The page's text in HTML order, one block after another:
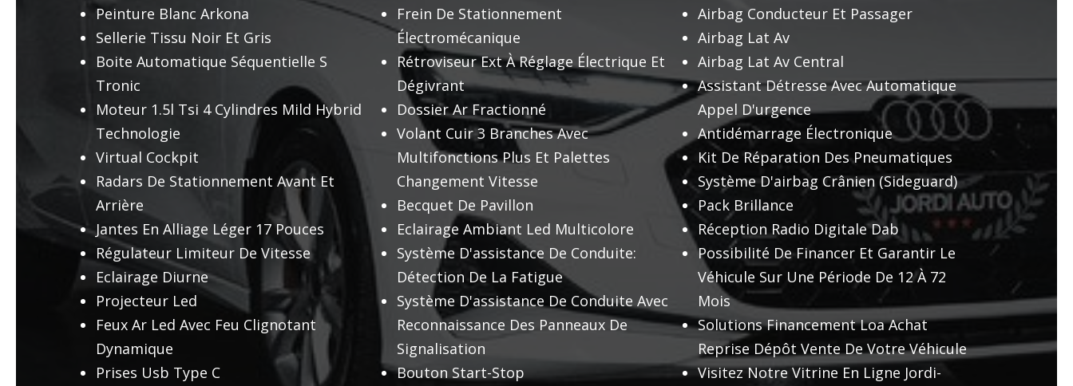
Peinture Blanc Arkona
Sellerie Tissu Noir Et Gris
Boite Automatique Séquentielle S
Tronic
Moteur 1.5l Tsi 4 Cylindres Mild Hybrid
Technologie
Virtual Cockpit
Radars De Stationnement Avant Et
Arrière
Jantes En Alliage Léger 17 Pouces
Régulateur Limiteur De Vitesse
Eclairage Diurne
Projecteur Led
Feux Ar Led Avec Feu Clignotant
Dynamique
Prises Usb Type C
Frein De Stationnement
Électromécanique
Rétroviseur Ext À Réglage Électrique Et
Dégivrant
Dossier Ar Fractionné
Volant Cuir 3 Branches Avec
Multifonctions Plus Et Palettes
Changement Vitesse
Becquet De Pavillon
Eclairage Ambiant Led Multicolore
Système D'assistance De Conduite:
Détection De La Fatigue
Système D'assistance De Conduite Avec
Reconnaissance Des Panneaux De
Signalisation
Bouton Start-Stop
Airbag Conducteur Et Passager
Airbag Lat Av
Airbag Lat Av Central
Assistant Détresse Avec Automatique
Appel D'urgence
Antidémarrage Électronique
Kit De Réparation Des Pneumatiques
Système D'airbag Crânien (sideguard)
Pack Brillance
Réception Radio Digitale Dab
Possibilité De Financer Et Garantir Le
Véhicule Sur Une Période De 12 À 72
Mois
Solutions Financement Loa Achat
Reprise Dépôt Vente De Votre Véhicule
Visitez Notre Vitrine En Ligne Jordi-